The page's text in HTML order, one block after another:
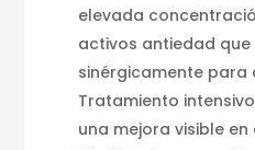
elevada
activos antiedad
sinérgicamente para
Tratamiento
una mejora visible